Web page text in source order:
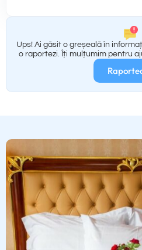
Ups! Ai găsit o greșeală în
o raportezi. Îți mulțumim pentru